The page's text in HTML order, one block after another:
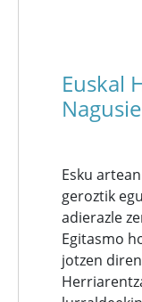
Euskal
Esku
geroztik
adierazle
Egitasmo
jotzen